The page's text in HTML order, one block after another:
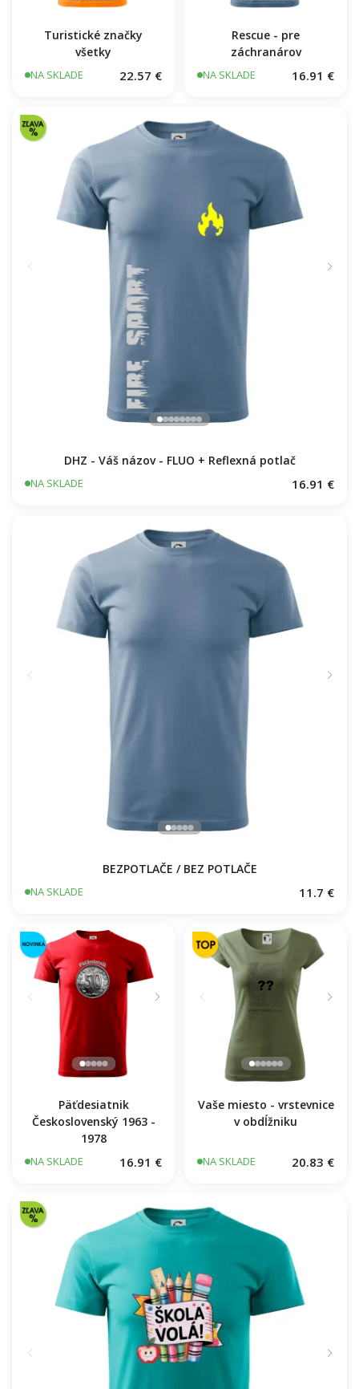
Turistické značky
všetky
NA SKLADE 22.57 €
Rescue - pre
záchranárov
NA SKLADE 16.91 €
DHZ - Váš názov - FLUO + Reflexná potlač
NA SKLADE 16.91 €
BEZPOTLAČE / BEZ POTLAČE
NA SKLADE 11.7 €
Päťdesiatnik
Československý 1963 -
1978
NA SKLADE 16.91 €
Vaše miesto - vrstevnice
v obdĺžniku
NA SKLADE 20.83 €